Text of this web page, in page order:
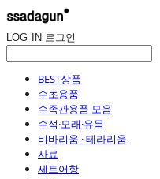
LOG IN 로그인
BEST상품
수초용품
수족관용품 모음
수석·모래·유목
비바리움 · 테라리움
사료
세트어항